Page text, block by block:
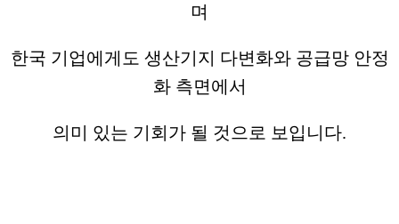
며
한국 기업에게도 생산기지 다변화와 공급망 안정
화 측면에서
의미 있는 기회가 될 것으로 보입니다.